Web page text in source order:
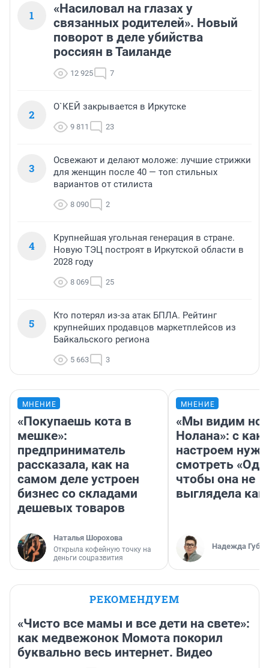
1
«Насиловал на глазах у
связанных родителей». Новый
поворот в деле убийства
россиян в Таиланде
12 925 7
2
О`КЕЙ закрывается в Иркутске
9 811 23
3
Освежают и делают моложе: лучшие стрижки
для женщин после 40 — топ стильных
вариантов от стилиста
8 090 2
4
Крупнейшая угольная генерация в стране.
Новую ТЭЦ построят в Иркутской области в
2028 году
8 069 25
5
Кто потерял из-за атак БПЛА. Рейтинг
крупнейших продавцов маркетплейсов из
Байкальского региона
5 663 3
МНЕНИЕ
«Покупаешь кота в
мешке»:
предприниматель
рассказала, как на
самом деле устроен
бизнес со складами
дешевых товаров
Наталья Шорохова
Открыла кофейную точку на
деньги соцразвития
МНЕНИЕ
«Мы видим
Нолана»: с
настроем
смотреть
чтобы она не
выглядела как
Надежда
РЕКОМЕНДУЕМ
«Чисто все мамы и все дети на свете»:
как медвежонок Момота покорил
буквально весь интернет. Видео